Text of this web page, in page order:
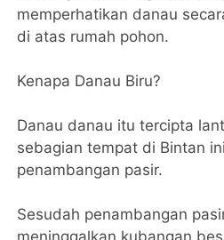
memperhatikan danau
di atas rumah pohon.
Kenapa Danau Biru?
Danau danau itu tercipta
sebagian tempat di Bintan
penambangan pasir.
Sesudah penambangan